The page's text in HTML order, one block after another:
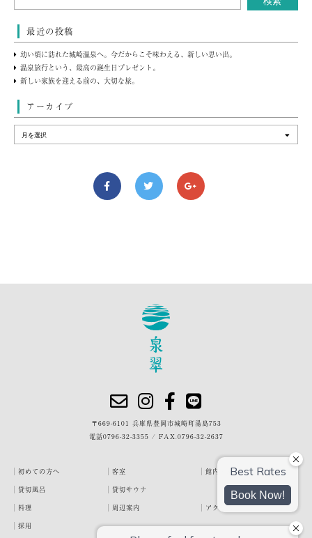
最近の投稿
幼い頃に訪れた城崎温泉へ。今だからこそ味わえる、新しい思い出。
温泉旅行という、最高の誕生日プレゼント。
新しい家族を迎える前の、大切な旅。
アーカイブ
〒669-6101 兵庫県豊岡市城崎町湯島753
電話0796-32-3355 / FAX.0796-32-2637
初めての方へ 客室
館内・施設
貸切風呂
貸切サウナ
料理
周辺案内
アクセス
採用